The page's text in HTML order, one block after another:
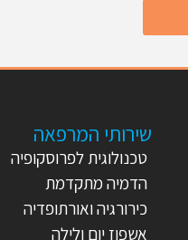
שירותי המרפאה
טכנולוגית לפרוסקופיה
הדמיה מתקדמת
כירורגיה ואורתופדיה
אשפוז יום ולילה